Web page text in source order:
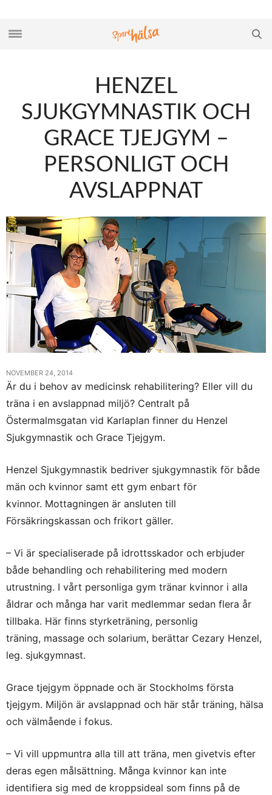
HENZEL
SJUKGYMNASTIK OCH
GRACE TJEJGYM –
PERSONLIGT OCH
AVSLAPPNAT
NOVEMBER 24, 2014
Är du i behov av medicinsk rehabilitering? Eller vill du
träna i en avslappnad miljö? Centralt på
Östermalmsgatan vid Karlaplan finner du Henzel
Sjukgymnastik och Grace Tjejgym.
Henzel Sjukgymnastik bedriver sjukgymnastik för både
män och kvinnor samt ett gym enbart för
kvinnor. Mottagningen är ansluten till
Försäkringskassan och frikort gäller.
– Vi är specialiserade på idrottsskador och erbjuder
både behandling och rehabilitering med modern
utrustning. I vårt personliga gym tränar kvinnor i alla
åldrar och många har varit medlemmar sedan flera år
tillbaka. Här finns styrketräning, personlig
träning, massage och solarium, berättar Cezary Henzel,
leg. sjukgymnast.
Grace tjejgym öppnade och är Stockholms första
tjejgym. Miljön är avslappnad och här står träning, hälsa
och välmående i fokus.
– Vi vill uppmuntra alla till att träna, men givetvis efter
deras egen målsättning. Många kvinnor kan inte
identifiera sig med de kroppsideal som finns på de